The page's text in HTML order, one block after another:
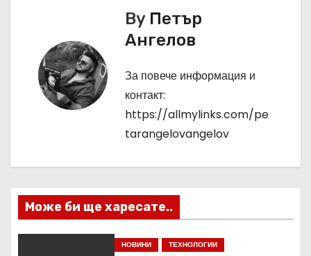
By Петър
Ангелов
За повече информация и
контакт:
https://allmylinks.com/pe
tarangelovangelov
Може би ще харесате..
НОВИНИ ТЕХНОЛОГИИ